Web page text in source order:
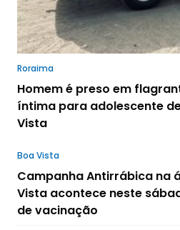
Roraima
Homem é preso em
íntima para adolescente
Vista
Boa Vista
Campanha Antirrábica na
Vista acontece neste
de vacinação